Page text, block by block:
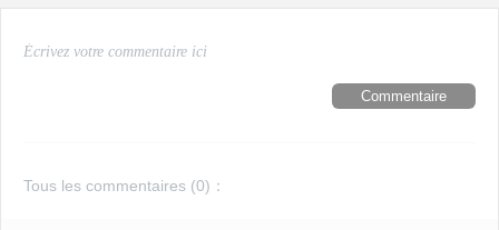
Commentaire
Tous les commentaires (0)：